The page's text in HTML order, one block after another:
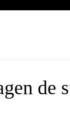
de